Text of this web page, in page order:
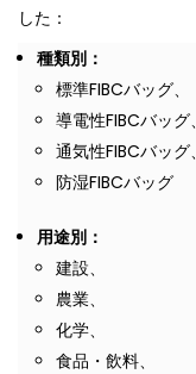
した：
種類別：
標準FIBCバッグ、
導電性FIBCバッグ、
通気性FIBCバッグ、
防湿FIBCバッグ
用途別：
建設、
農業、
化学、
食品・飲料、